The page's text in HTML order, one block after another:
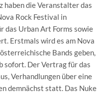
haben die Veranstalter das
Rock Festival in
das Urban Art Forms sowie
Erstmals wird es am Nova
Bands geben,
sofort. Der Vertrag für das
Verhandlungen über eine
demnächst statt. Das Nuke